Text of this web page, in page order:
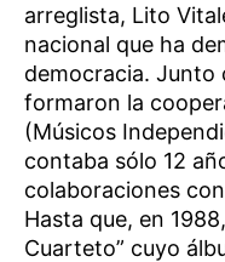
arreglista, Lito
nacional que ha
democracia. Junto
formaron la
(Músicos
contaba sólo 12
colaboraciones
Hasta que, en
Cuarteto” cuyo